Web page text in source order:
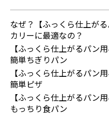
なぜ？【ふっくら仕上が
カリーに最適なの？
【ふっくら仕上がるパン
簡単ちぎりパン
【ふっくら仕上がるパン
簡単ピザ
【ふっくら仕上がるパン
もっちり食パン